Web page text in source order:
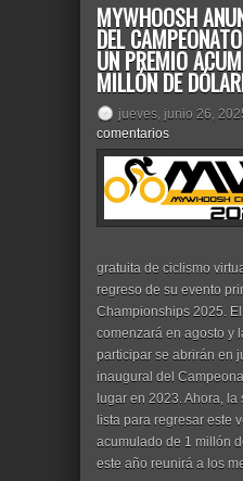
MYWHOOSH
DEL
UN PREMIO
MILLÓN DE
jueves, junio 26,
comentarios
gratuita de ciclismo
regreso de su evento
Championships 2025.
comenzará en agosto y
participar se abrirán en
inaugural del
lugar en 2023. Ahora,
lista para regresar este
acumulado de 1 millón
este año reunirá a los